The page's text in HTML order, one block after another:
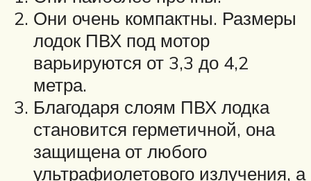
Они очень компактны. Размеры
лодок ПВХ под мотор
варьируются от 3,3 до 4,2
метра.
Благодаря слоям ПВХ лодка
становится герметичной, она
защищена от любого
ультрафиолетового излучения, а